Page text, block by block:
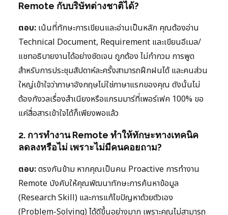
Remote กับบริษัทต่างชาติได้?
ตอบ: เน้นที่ทักษะการเขียนและอ่านเป็นหลัก คุณต้องอ่าน
Technical Document, Requirement และเขียนอีเมล/
แชทอธิบายงานได้อย่างชัดเจน ถูกต้อง ไม่กำกวม การพูด
สำหรับการประชุมสัปดาห์ละครั้งสามารถฝึกฝนได้ และคนส่วน
ใหญ่เข้าใจว่าภาษาอังกฤษไม่ใช่ภาษาแรกของคุณ ดังนั้นไม่
ต้องกังวลเรื่องสำเนียงหรือแกรมมาร์ที่เพอร์เฟค 100% ขอ
แค่สื่อสารเข้าใจได้ก็เพียงพอแล้ว
2. การทำงาน Remote ทำให้ทักษะทางเทคนิค
ลดลงหรือไม่ เพราะไม่มีคนคอยถาม?
ตอบ:ตรงกันข้าม หากคุณเป็นคน Proactive การทำงาน
Remote บังคับให้คุณพัฒนาทักษะการค้นหาข้อมูล
(Research Skill) และการแก้ไขปัญหาด้วยตัวเอง
(Problem-Solving) ได้ดีขึ้นอย่างมาก เพราะคุณไม่สามารถ